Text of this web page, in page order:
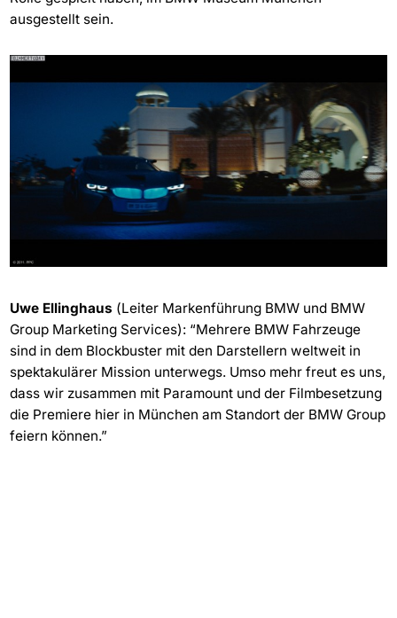
ausgestellt sein.
Uwe Ellinghaus (Leiter Markenführung BMW und BMW
Group Marketing Services): “Mehrere BMW Fahrzeuge
sind in dem Blockbuster mit den Darstellern weltweit in
spektakulärer Mission unterwegs. Umso mehr freut es uns,
dass wir zusammen mit Paramount und der Filmbesetzung
die Premiere hier in München am Standort der BMW Group
feiern können.”